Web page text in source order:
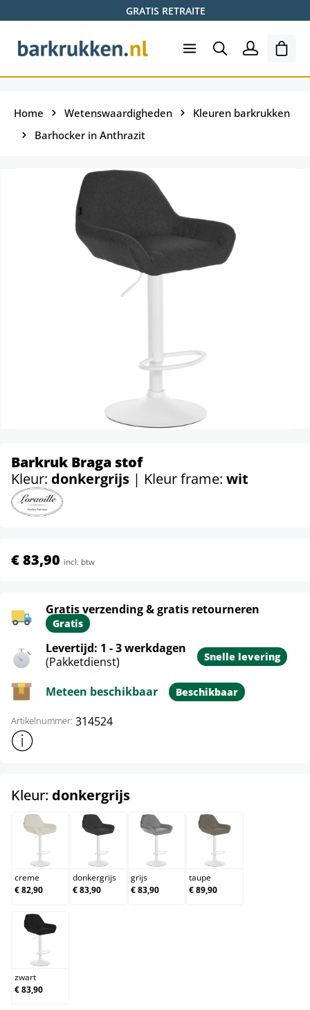
GRATIS RETRAITE
Home Wetenswaardigheden
Kleuren barkrukken
Barhocker in Anthrazit
Barkruk Braga stof
Kleur: donkergrijs | Kleur frame: wit
€ 83,90 incl. btw
Gratis verzending & gratis retourneren
Gratis
Levertijd: 1 - 3 werkdagen
(Pakketdienst)
Snelle levering
Meteen beschikbaar Beschikbaar
Artikelnummer: 314524
Toon meer productinformatie
Kleur: donkergrijsselect
creme
creme
€ 82,90
donkergrijs
donkergrijs
€ 83,90
grijs
grijs
€ 83,90
taupe
taupe
€ 89,90
zwart
zwart
€ 83,90